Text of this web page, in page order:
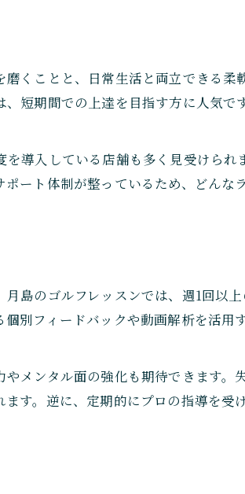
ルフレッスン効果
ッスン選定ポイント
スン選びのコツ公開
スン活用法
レッスン活用術
スン選びとコツ
くことと、日常生活と両立できる柔
短期間での上達を目指す方に人気で
導入している店舗も多く見受けられ
ート体制が整っているため、どんな
島のゴルフレッスンでは、週1回以
別フィードバックや動画解析を活用
メンタル面の強化も期待できます。
す。逆に、定期的にプロの指導を受
ちら
ちら